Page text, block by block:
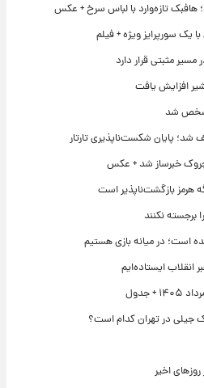
تازه‌وارد با لباس سرخ + عکس
مسیر مثبتی قرار دارد
افزایش یافت
مشخص شد
شد؛ پایان شکست‌ناپذیری تارتار
خبرساز شد + عکس
هرمز بازگشت‌ناپذیر است
برجسته نکنند
است؛ در میانه بازی هستیم
انقلاب ایستاده‌ایم
جیلی در تهران کدام است؟
اخیر